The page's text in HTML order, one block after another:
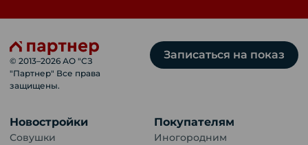
© 2013–2026 АО "СЗ
"Партнер" Все права
защищены.
Записаться на показ
Новостройки
Совушки
Покупателям
Иногородним